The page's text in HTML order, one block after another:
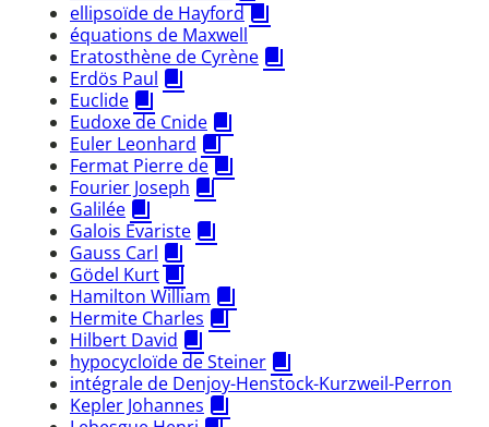
ellipsoïde de Hayford
équations de Maxwell
Eratosthène de Cyrène
Erdös Paul
Euclide
Eudoxe de Cnide
Euler Leonhard
Fermat Pierre de
Fourier Joseph
Galilée
Galois Evariste
Gauss Carl
Gödel Kurt
Hamilton William
Hermite Charles
Hilbert David
hypocycloïde de Steiner
intégrale de Denjoy-Henstock-Kurzweil-Perron
Kepler Johannes